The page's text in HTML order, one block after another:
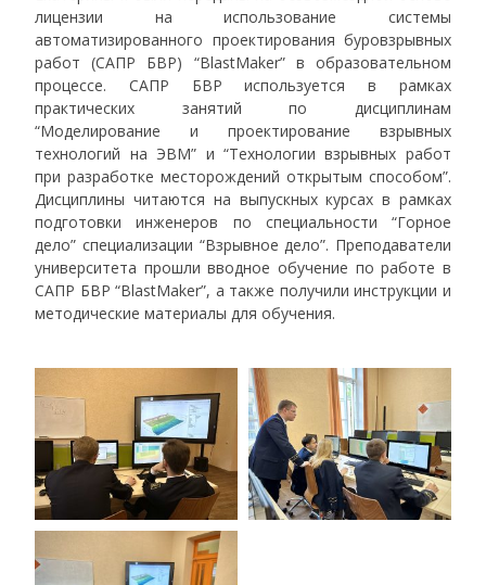
лицензии на использование системы
автоматизированного проектирования буровзрывных
работ (САПР БВР) “BlastMaker” в образовательном
процессе. САПР БВР используется в рамках
практических занятий по дисциплинам
“Моделирование и проектирование взрывных
технологий на ЭВМ” и “Технологии взрывных работ
при разработке месторождений открытым способом”.
Дисциплины читаются на выпускных курсах в рамках
подготовки инженеров по специальности “Горное
дело” специализации “Взрывное дело”. Преподаватели
университета прошли вводное обучение по работе в
САПР БВР “BlastMaker”, а также получили инструкции и
методические материалы для обучения.